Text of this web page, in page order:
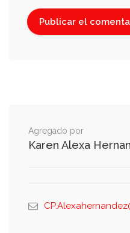
Agregado por
Karen Alexa